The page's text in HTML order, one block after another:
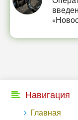
Навигация
Главная